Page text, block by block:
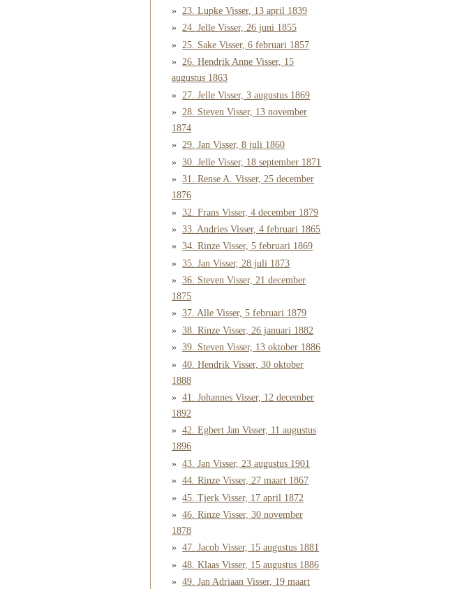
23. Lupke Visser, 13 april 1839
24. Jelle Visser, 26 juni 1855
25. Sake Visser, 6 februari 1857
26. Hendrik Anne Visser, 15
augustus 1863
27. Jelle Visser, 3 augustus 1869
28. Steven Visser, 13 november
1874
29. Jan Visser, 8 juli 1860
30. Jelle Visser, 18 september 1871
31. Rense A. Visser, 25 december
1876
32. Frans Visser, 4 december 1879
33. Andries Visser, 4 februari 1865
34. Rinze Visser, 5 februari 1869
35. Jan Visser, 28 juli 1873
36. Steven Visser, 21 december
1875
37. Alle Visser, 5 februari 1879
38. Rinze Visser, 26 januari 1882
39. Steven Visser, 13 oktober 1886
40. Hendrik Visser, 30 oktober
1888
41. Johannes Visser, 12 december
1892
42. Egbert Jan Visser, 11 augustus
1896
43. Jan Visser, 23 augustus 1901
44. Rinze Visser, 27 maart 1867
45. Tjerk Visser, 17 april 1872
46. Rinze Visser, 30 november
1878
47. Jacob Visser, 15 augustus 1881
48. Klaas Visser, 15 augustus 1886
49. Jan Adriaan Visser, 19 maart